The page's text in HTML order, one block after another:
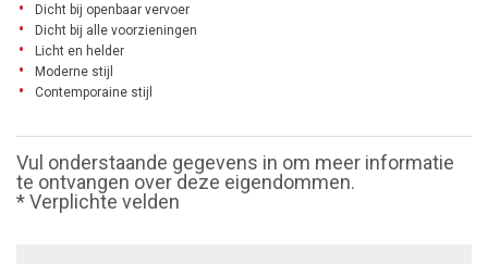
Dicht bij openbaar vervoer
Dicht bij alle voorzieningen
Licht en helder
Moderne stijl
Contemporaine stijl
Vul onderstaande gegevens in om meer informatie
te ontvangen over deze eigendommen.
* Verplichte velden